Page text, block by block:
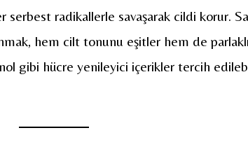
radikallerle savaşarak cildi korur.
hem cilt tonunu eşitler hem de
gibi hücre yenileyici içerikler tercih